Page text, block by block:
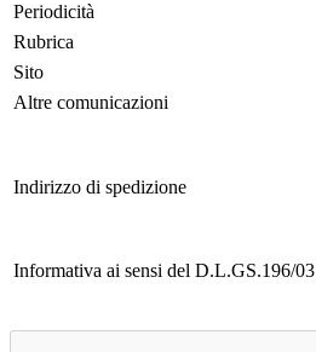
Periodicità
Rubrica
Sito
Altre comunicazioni
Indirizzo di spedizione
Informativa ai sensi del D.L.GS.196/03